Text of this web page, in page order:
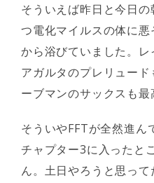
そういえば昨日と今日
つ電化マイルスの体に
から浴びていました。
アガルタのプレリュー
ーブマンのサックスも最
そういやFFTが全然進ん
チャプター3に入ったと
ん。土日やろうと思っ